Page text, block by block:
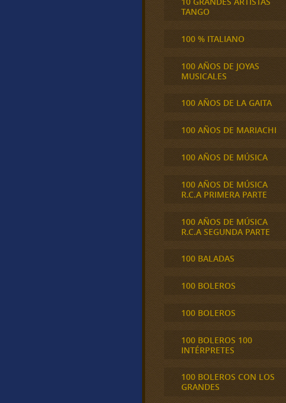
TANGO
100 % ITALIANO
100 AÑOS DE JOYAS
MUSICALES
100 AÑOS DE LA GAITA
100 AÑOS DE MARIACHI
100 AÑOS DE MÚSICA
100 AÑOS DE MÚSICA
R.C.A PRIMERA PARTE
100 AÑOS DE MÚSICA
R.C.A SEGUNDA PARTE
100 BALADAS
100 BOLEROS
100 BOLEROS
100 BOLEROS 100
INTÉRPRETES
100 BOLEROS CON LOS
GRANDES